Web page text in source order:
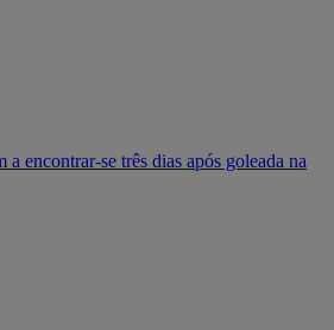
encontrar-se três dias após goleada na